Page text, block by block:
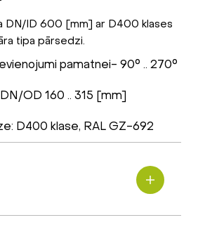
DN/ID 600 [mm] ar D400 klases
tipa pārsedzi.
pamatnei- 90° .. 270°
OD 160 .. 315 [mm]
D400 klase, RAL GZ-692